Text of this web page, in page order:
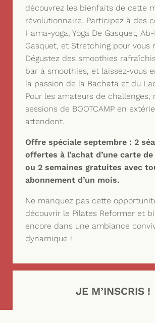
découvrez les bienfaits de cette
révolutionnaire. Participez à des
Hama-yoga, Yoga De Gasquet,
Gasquet, et Stretching pour vous
Dégustez des smoothies
bar à smoothies, et laissez-vous
la passion de la Bachata et du
Pour les amateurs de challenges,
sessions de BOOTCAMP en
attendent.
Offre spéciale septembre : 2
offertes à l’achat d’une carte de
ou 2 semaines gratuites avec
abonnement d’un mois.
Ne manquez pas cette
découvrir le Pilates Reformer et
encore dans une ambiance
dynamique !
JE M’INSCRIS !